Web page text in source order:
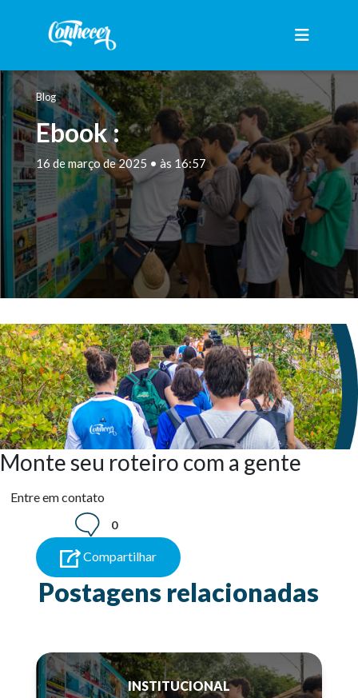
Blog
Ebook :
16 de março de 2025 • às 16:57
Monte seu roteiro com a gente
Entre em contato
0
Compartilhar
Postagens relacionadas
INSTITUCIONAL